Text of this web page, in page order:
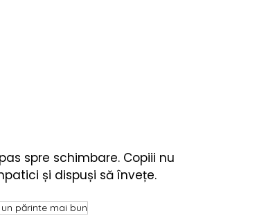
spre schimbare. Copiii nu
și dispuși să învețe.
părinte mai bun